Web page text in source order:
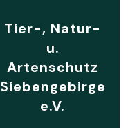
Tier-, Natur-
u.
Artenschutz
Siebengebirge
e.V.